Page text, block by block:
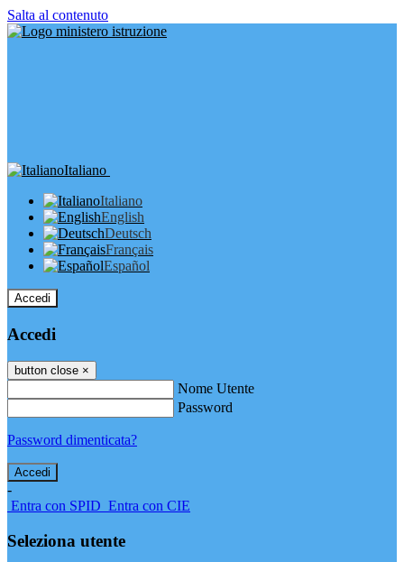
Salta al contenuto
Italiano
Italiano
English
Deutsch
Français
Español
Accedi
Accedi
button close ×
Nome Utente
Password
Password dimenticata?
-
Entra con SPID Entra con CIE
Seleziona utente